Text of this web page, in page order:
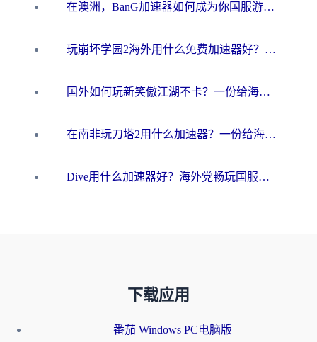
在澳洲，BanG加速器如何成为你国服游戏的“时光机”？
玩崩坏学园2海外用什么免费加速器好？2026海外党亲测国服游戏加速指南
国外如何玩新笑傲江湖不卡？一份给海外游子的终极网络指南
在南非玩刀塔2用什么加速器？一份给海外游子的终极生存指南
Dive用什么加速器好？海外党畅玩国服游戏的终极避坑指南
下载应用
番茄 Windows PC电脑版